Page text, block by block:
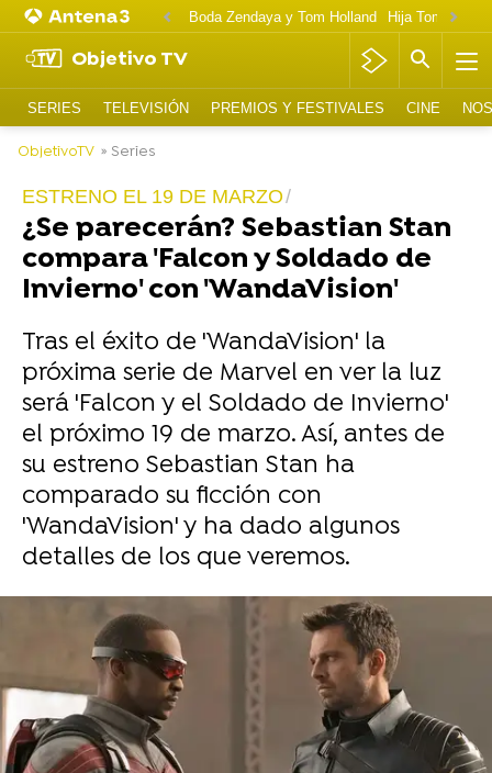
Boda Zendaya y Tom Holland Hija Tom
Objetivo TV
SERIES TELEVISIÓN PREMIOS Y FESTIVALES CINE
ObjetivoTV » Series
ESTRENO EL 19 DE MARZO
¿Se parecerán? Sebastian Stan
compara 'Falcon y Soldado de
Invierno' con 'WandaVision'
Tras el éxito de 'WandaVision' la
próxima serie de Marvel en ver la luz
será 'Falcon y el Soldado de Invierno'
el próximo 19 de marzo. Así, antes de
su estreno Sebastian Stan ha
comparado su ficción con
'WandaVision' y ha dado algunos
detalles de los que veremos.
-